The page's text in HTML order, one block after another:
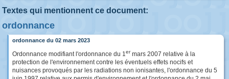
Textes qui mentionnent ce document:
ordonnance
ordonnance du 02 mars 2023
Ordonnance modifiant l'ordonnance du 1er mars 2007 relative à la
protection de l'environnement contre les éventuels effets nocifs et
nuisances provoqués par les radiations non ionisantes, l'ordonnance du 5